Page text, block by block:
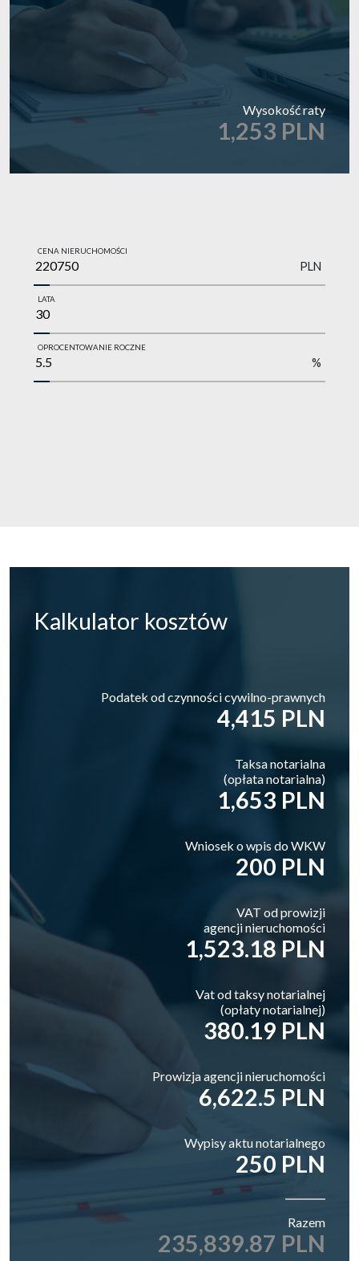
Wysokość raty
1,253 PLN
CENA NIERUCHOMOŚCI
PLN
LATA
OPROCENTOWANIE ROCZNE
%
Kalkulator kosztów
Podatek od czynności cywilno-prawnych
4,415 PLN
Taksa notarialna
(opłata notarialna)
1,653 PLN
Wniosek o wpis do WKW
200 PLN
VAT od prowizji
agencji nieruchomości
1,523.18 PLN
Vat od taksy notarialnej
(opłaty notarialnej)
380.19 PLN
Prowizja agencji nieruchomości
6,622.5 PLN
Wypisy aktu notarialnego
250 PLN
Razem
235,839.87 PLN